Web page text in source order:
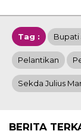
Tag : Bupati
Pelantikan
Sekda Julius
BERITA